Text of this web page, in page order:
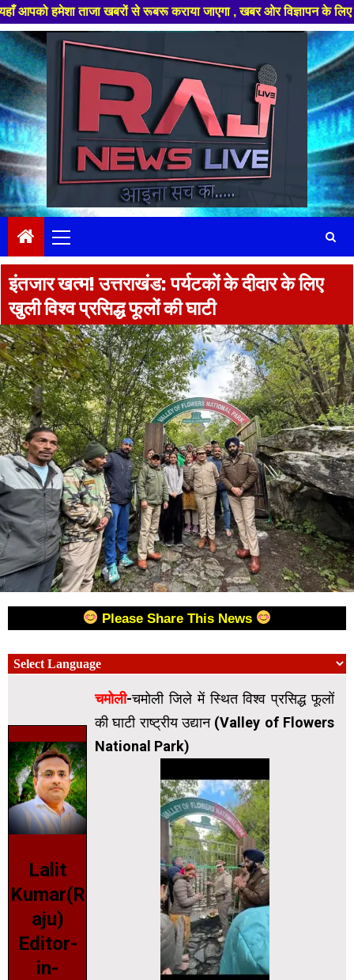
ताजा खबरों से रूबरू कराया जाएगा , खबर ओर विज्ञापन के लिए संपर्क
Skip
to
content
Menu
इंतजार खत्म! उत्तराखंड: पर्यटकों के दीदार के लिए
खुली विश्व प्रसिद्ध फूलों की घाटी
Please Share This News
Lalit
Kumar(R
aju)
Editor-
in-
चमोली-चमोली जिले में स्थित विश्व प्रसिद्ध फूलों
की घाटी राष्ट्रीय उद्यान (Valley of Flowers
National Park)